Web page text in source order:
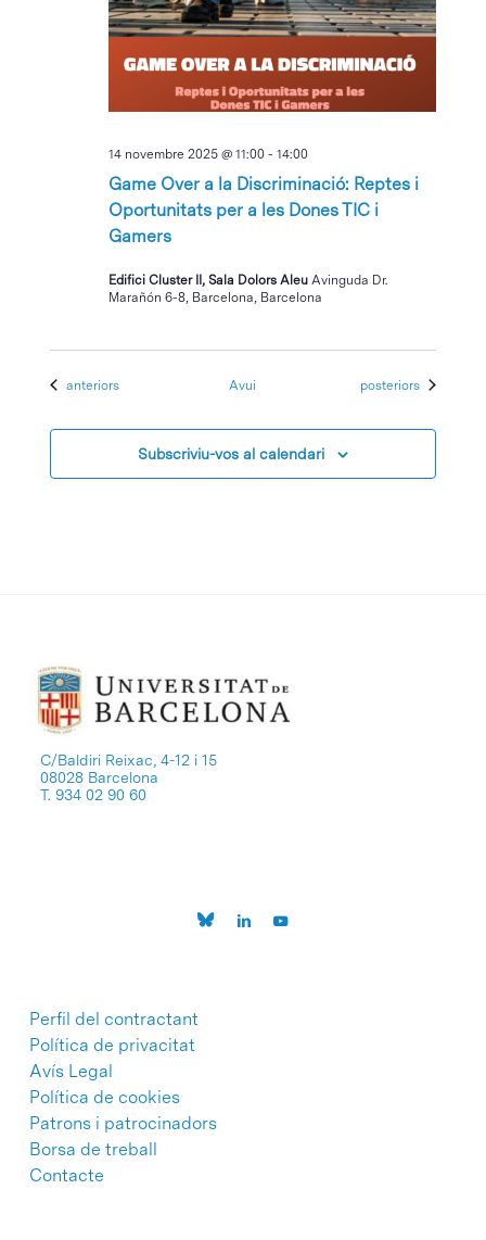
Game Over a la Discriminació: Reptes i
Oportunitats per a les Dones TIC i
Gamers
14 novembre 2025 @ 11:00 -14:00
Edifici Cluster II, Sala Dolors Aleu Avinguda Dr.
Marañón 6-8, Barcelona, Barcelona
Esdeveniments
anteriors Avui Esdeveniments
posteriors
Subscriviu-vos al calendari
C/Baldiri Reixac, 4-12 i 15
08028 Barcelona
T. 934 02 90 60
Perfil del contractant
Política de privacitat
Avís Legal
Política de cookies
Patrons i patrocinadors
Borsa de treball
Contacte